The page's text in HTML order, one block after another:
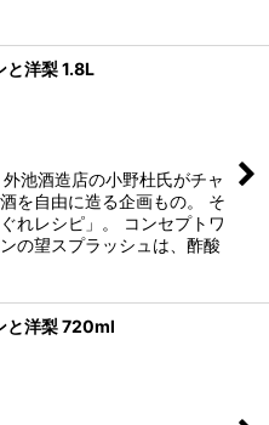
と洋梨 1.8L
池酒造店の小野杜氏がチャ
を自由に造る企画もの。 そ
れレシピ」。 コンセプトワ
の望スプラッシュは、酢酸
と洋梨 720ml